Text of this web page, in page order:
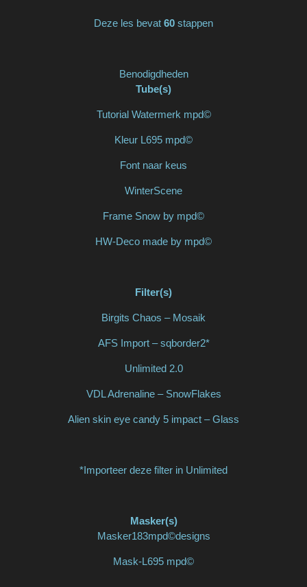
Deze les bevat 60 stappen
Benodigdheden
Tube(s)
Tutorial Watermerk mpd©
Kleur L695 mpd©
Font naar keus
WinterScene
Frame Snow by mpd©
HW-Deco made by mpd©
Filter(s)
Birgits Chaos – Mosaik
AFS Import – sqborder2*
Unlimited 2.0
VDL Adrenaline – SnowFlakes
Alien skin eye candy 5 impact – Glass
*Importeer deze filter in Unlimited
Masker(s)
Masker183mpd©designs
Mask-L695 mpd©